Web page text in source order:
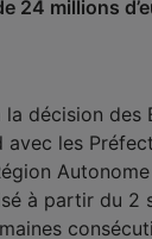
24 millions
décision des
avec les
Autonome
à partir du 2